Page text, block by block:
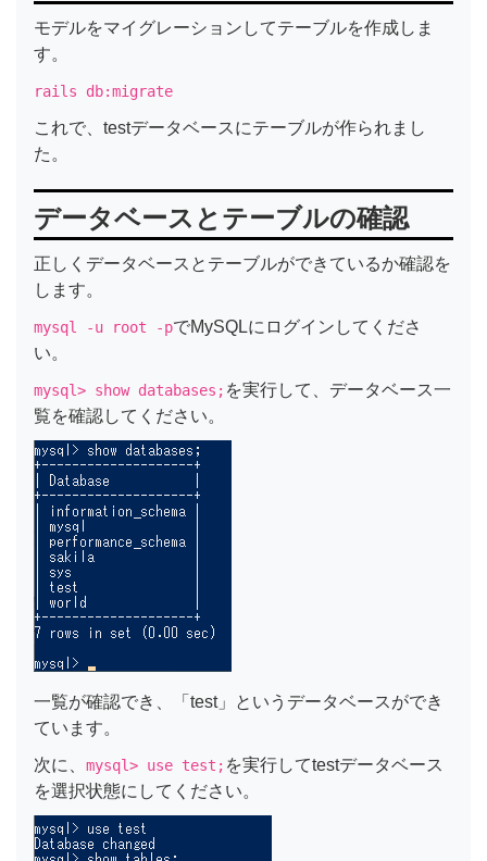
モデルをマイグレーションしてテーブルを作成しま
す。
rails db:migrate
これで、testデータベースにテーブルが作られまし
た。
データベースとテーブルの確認
正しくデータベースとテーブルができているか確認を
します。
mysql -u root -pでMySQLにログインしてくださ
い。
mysql> show databases; を実行して、データベース一
覧を確認してください。
一覧が確認でき、「test」というデータベースができ
ています。
次に、 mysql> use test; を実行してtestデータベース
を選択状態にしてください。